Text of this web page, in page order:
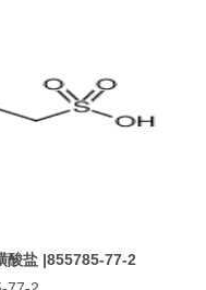
酸盐 |855785-77-2